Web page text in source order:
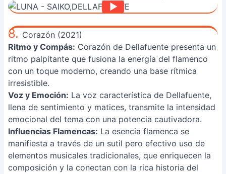
8. Corazón (2021)
Ritmo y Compás: Corazón de Dellafuente presenta un
ritmo palpitante que fusiona la energía del flamenco
con un toque moderno, creando una base rítmica
irresistible.
Voz y Emoción: La voz característica de Dellafuente,
llena de sentimiento y matices, transmite la intensidad
emocional del tema con una potencia cautivadora.
Influencias Flamencas: La esencia flamenca se
manifiesta a través de un sutil pero efectivo uso de
elementos musicales tradicionales, que enriquecen la
composición y la conectan con la rica historia del